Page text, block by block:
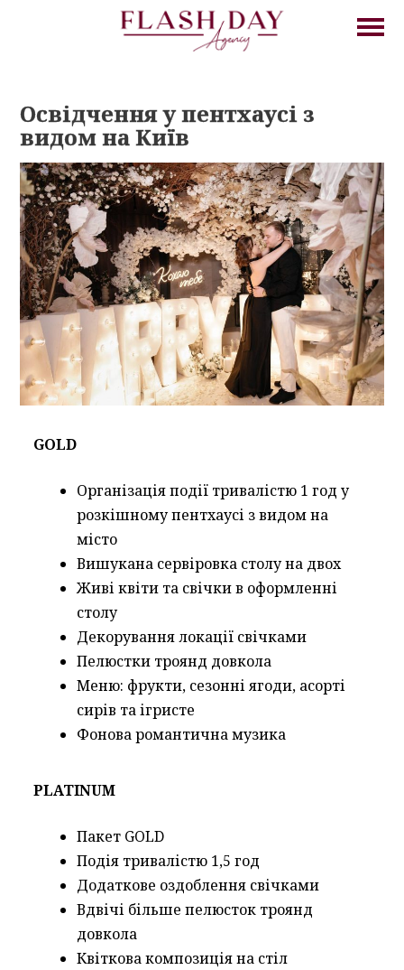
Освідчення у пентхаусі з
видом на Київ
GOLD
Організація події тривалістю 1 год у
розкішному пентхаусі з видом на
місто
Вишукана сервіровка столу на двох
Живі квіти та свічки в оформленні
столу
Декорування локації свічками
Пелюстки троянд довкола
Меню: фрукти, сезонні ягоди, асорті
сирів та ігристе
Фонова романтична музика
PLATINUM
Пакет GOLD
Подія тривалістю 1,5 год
Додаткове оздоблення свічками
Вдвічі більше пелюсток троянд
довкола
Квіткова композиція на стіл